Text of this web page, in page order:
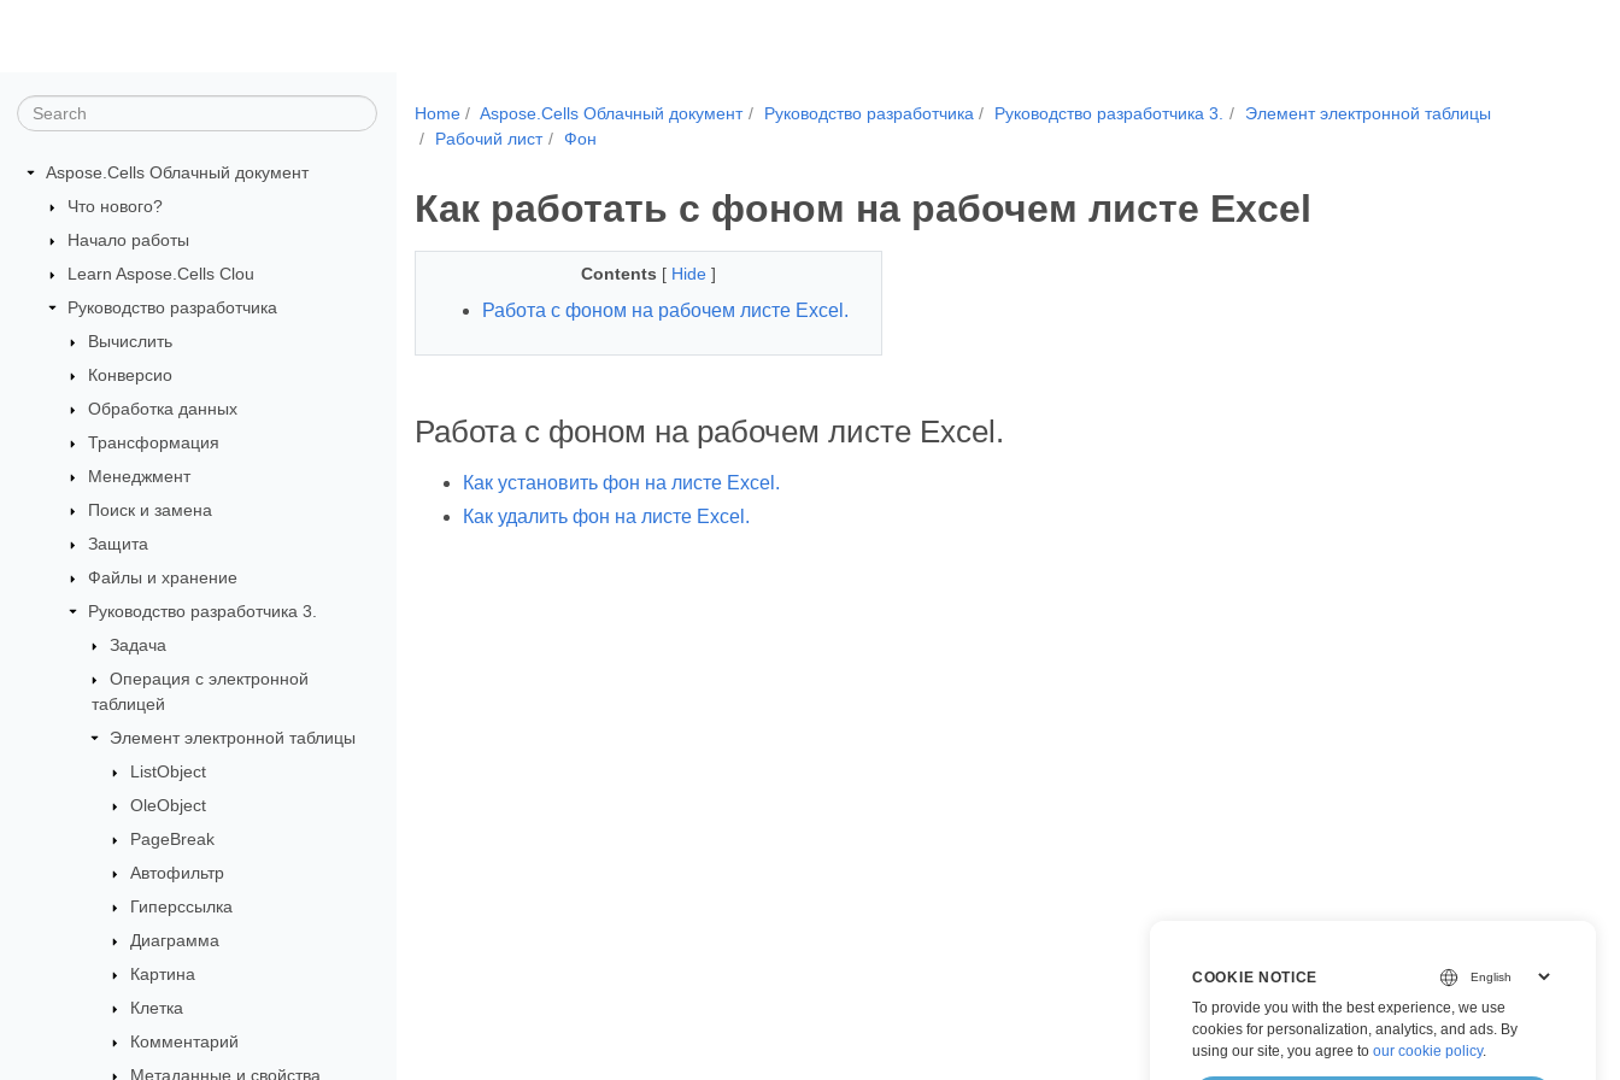
Aspose.Cells Облачный документ
Что нового?
Начало работы
Learn Aspose.Cells Clou
Руководство разработчика
Вычислить
Конверсио
Обработка данных
Трансформация
Менеджмент
Поиск и замена
Защита
Файлы и хранение
Руководство разработчика 3.
Задача
Операция с электронной
таблицей
Элемент электронной таблицы
ListObject
OleObject
PageBreak
Автофильтр
Гиперссылка
Диаграмма
Картина
Клетка
Комментарий
Метаданные и свойства
Home Aspose.Cells Облачный документ Руководство разработчика Руководство разработчика 3.
Элемент электронной таблицы
Рабочий лист
Фон
Как работать с фоном на рабочем листе Excel
Contents [ Hide ]
Работа с фоном на рабочем листе Excel.
Работа с фоном на рабочем листе Excel.
Как установить фон на листе Excel.
Как удалить фон на листе Excel.
COOKIE NOTICE
To provide you with the best experience, we use
cookies for personalization, analytics, and ads. By
using our site, you agree to our cookie policy.